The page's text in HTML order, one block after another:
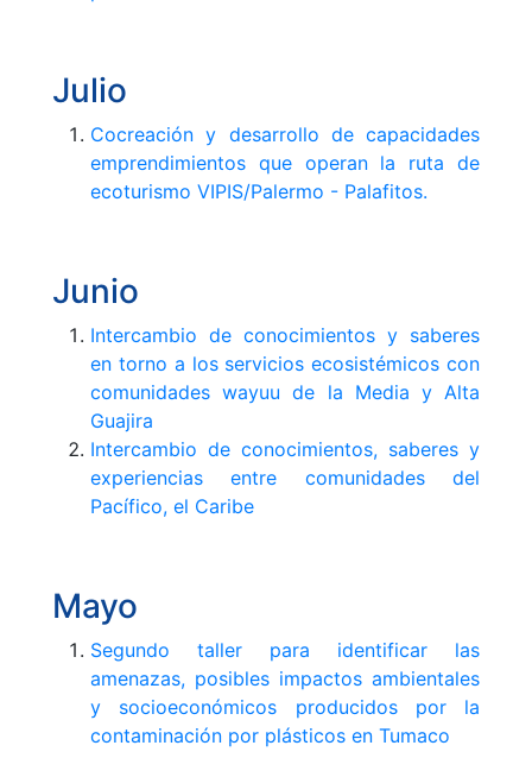
Julio
Cocreación y desarrollo de capacidades
emprendimientos que operan la ruta de
ecoturismo VIPIS/Palermo - Palafitos.
Junio
Intercambio de conocimientos y saberes
en torno a los servicios ecosistémicos con
comunidades wayuu de la Media y Alta
Guajira
Intercambio de conocimientos, saberes y
experiencias entre comunidades del
Pacífico, el Caribe
Mayo
Segundo taller para identificar las
amenazas, posibles impactos ambientales
y socioeconómicos producidos por la
contaminación por plásticos en Tumaco